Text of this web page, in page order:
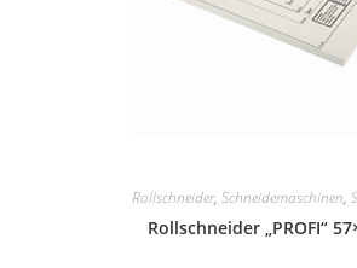
Rollschneider, Schneidemaschinen,
Rollschneider „PROFI“